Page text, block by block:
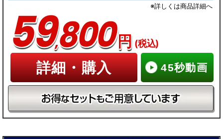
※詳しくは商品詳細へ
59,800円 (税込)
詳細・購入 45秒動画